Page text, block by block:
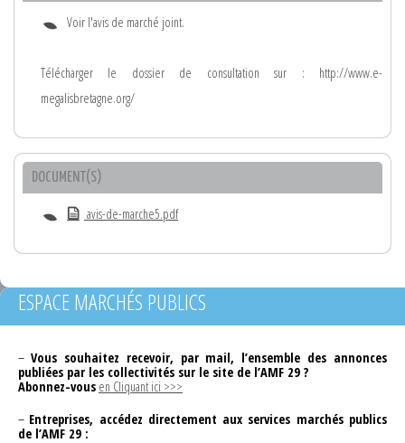
Voir l'avis de marché joint.
Télécharger le dossier de consultation sur : http://www.e-
megalisbretagne.org/
DOCUMENT(S)
avis-de-marche5.pdf
ESPACE MARCHÉS PUBLICS
– Vous souhaitez recevoir, par mail, l’ensemble des annonces
publiées par les collectivités sur le site de l’AMF 29 ?
Abonnez-vous en Cliquant ici >>>
– Entreprises, accédez directement aux services marchés publics
de l’AMF 29 :